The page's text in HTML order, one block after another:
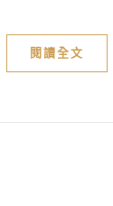
閱讀全文